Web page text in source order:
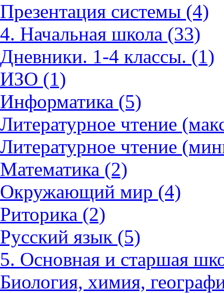
Презентация системы (4)
4. Начальная школа (33)
Дневники. 1-4 классы. (1)
ИЗО (1)
Информатика (5)
Литературное чтение
Литературное чтение
Математика (2)
Окружающий мир (4)
Риторика (2)
Русский язык (5)
5. Основная и старшая
Биология, химия,